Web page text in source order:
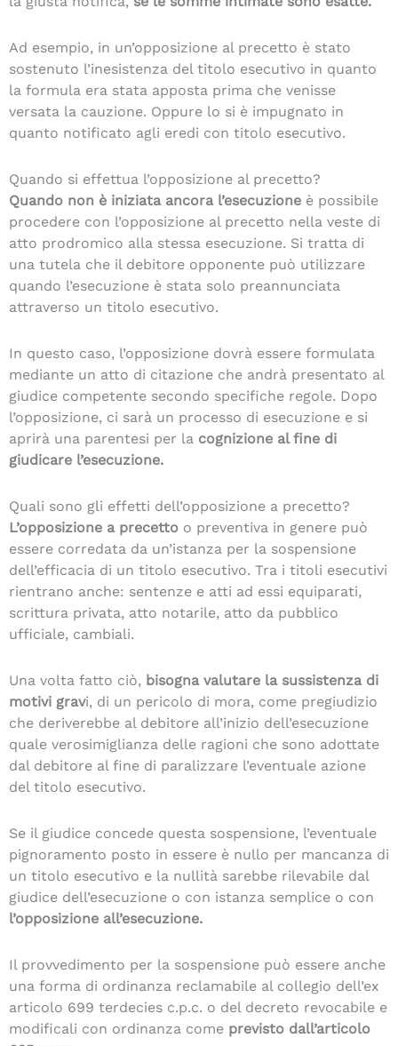
Ad esempio, in un’opposizione al precetto è stato
sostenuto l’inesistenza del titolo esecutivo in quanto
la formula era stata apposta prima che venisse
versata la cauzione. Oppure lo si è impugnato in
quanto notificato agli eredi con titolo esecutivo.
Quando si effettua l’opposizione al precetto?
Quando non è iniziata ancora l’esecuzione è possibile
procedere con l’opposizione al precetto nella veste di
atto prodromico alla stessa esecuzione. Si tratta di
una tutela che il debitore opponente può utilizzare
quando l’esecuzione è stata solo preannunciata
attraverso un titolo esecutivo.
In questo caso, l’opposizione dovrà essere formulata
mediante un atto di citazione che andrà presentato al
giudice competente secondo specifiche regole. Dopo
l’opposizione, ci sarà un processo di esecuzione e si
aprirà una parentesi per la cognizione al fine di
giudicare l’esecuzione.
Quali sono gli effetti dell’opposizione a precetto?
L’opposizione a precetto o preventiva in genere può
essere corredata da un’istanza per la sospensione
dell’efficacia di un titolo esecutivo. Tra i titoli esecutivi
rientrano anche: sentenze e atti ad essi equiparati,
scrittura privata, atto notarile, atto da pubblico
ufficiale, cambiali.
Una volta fatto ciò, bisogna valutare la sussistenza di
motivi gravi, di un pericolo di mora, come pregiudizio
che deriverebbe al debitore all’inizio dell’esecuzione
quale verosimiglianza delle ragioni che sono adottate
dal debitore al fine di paralizzare l’eventuale azione
del titolo esecutivo.
Se il giudice concede questa sospensione, l’eventuale
pignoramento posto in essere è nullo per mancanza di
un titolo esecutivo e la nullità sarebbe rilevabile dal
giudice dell’esecuzione o con istanza semplice o con
l’opposizione all’esecuzione.
Il provvedimento per la sospensione può essere anche
una forma di ordinanza reclamabile al collegio dell’ex
articolo 699 terdecies c.p.c. o del decreto revocabile e
modificali con ordinanza come previsto dall’articolo